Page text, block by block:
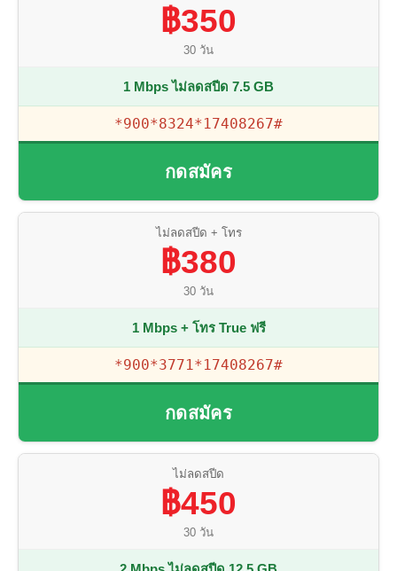
฿350
30 วัน
1 Mbps ไม่ลดสปีด 7.5 GB
*900*8324*17408267#
กดสมัคร
ไม่ลดสปีด + โทร
฿380
30 วัน
1 Mbps + โทร True ฟรี
*900*3771*17408267#
กดสมัคร
ไม่ลดสปีด
฿450
30 วัน